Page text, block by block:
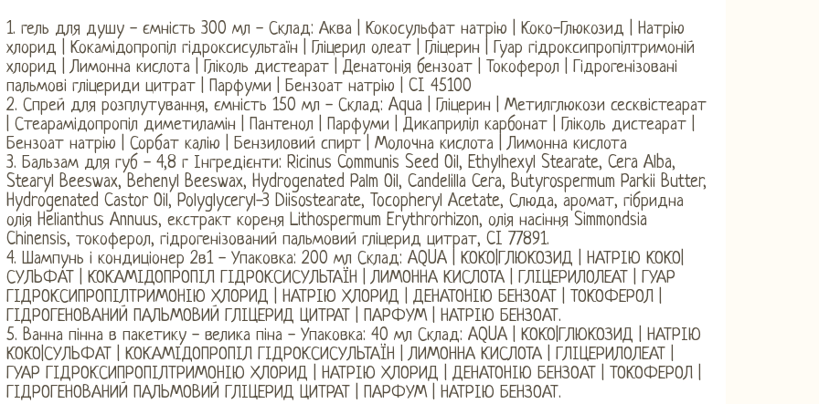
1. гель для душу - ємність 300 мл - Склад: Аква | Кокосульфат натрію | Коко-Глюкозид | Натрію
хлорид | Кокамідопропіл гідроксисультаїн | Гліцерил олеат | Гліцерин | Гуар гідроксипропілтримоній
хлорид | Лимонна кислота | Гліколь дистеарат | Денатонія бензоат | Токоферол | Гідрогенізовані
пальмові гліцериди цитрат | Парфуми | Бензоат натрію | CI 45100
2. Спрей для розплутування, ємність 150 мл - Склад: Aqua | Гліцерин | Метилглюкози сесквістеарат
| Стеарамідопропіл диметиламін | Пантенол | Парфуми | Дикаприліл карбонат | Гліколь дистеарат |
Бензоат натрію | Сорбат калію | Бензиловий спирт | Молочна кислота | Лимонна кислота
3. Бальзам для губ - 4,8 г Інгредієнти: Ricinus Communis Seed Oil, Ethylhexyl Stearate, Cera Alba,
Stearyl Beeswax, Behenyl Beeswax, Hydrogenated Palm Oil, Candelilla Cera, Butyrospermum Parkii Butter,
Hydrogenated Castor Oil, Polyglyceryl-3 Diisostearate, Tocopheryl Acetate, Слюда, аромат, гібридна
олія Helianthus Annuus, екстракт кореня Lithospermum Erythrorhizon, олія насіння Simmondsia
Chinensis, токоферол, гідрогенізований пальмовий гліцерид цитрат, CI 77891.
4. Шампунь і кондиціонер 2в1 - Упаковка: 200 мл Склад: AQUA | КОКО|ГЛЮКОЗИД | НАТРІЮ КОКО|
СУЛЬФАТ | КОКАМІДОПРОПІЛ ГІДРОКСИСУЛЬТАЇН | ЛИМОННА КИСЛОТА | ГЛІЦЕРИЛОЛЕАТ | ГУАР
ГІДРОКСИПРОПІЛТРИМОНІЮ ХЛОРИД | НАТРІЮ ХЛОРИД | ДЕНАТОНІЮ БЕНЗОАТ | ТОКОФЕРОЛ |
ГІДРОГЕНОВАНИЙ ПАЛЬМОВИЙ ГЛІЦЕРИД ЦИТРАТ | ПАРФУМ | НАТРІЮ БЕНЗОАТ.
5. Ванна пінна в пакетику - велика піна - Упаковка: 40 мл Склад: AQUA | КОКО|ГЛЮКОЗИД | НАТРІЮ
КОКО|СУЛЬФАТ | КОКАМІДОПРОПІЛ ГІДРОКСИСУЛЬТАЇН | ЛИМОННА КИСЛОТА | ГЛІЦЕРИЛОЛЕАТ |
ГУАР ГІДРОКСИПРОПІЛТРИМОНІЮ ХЛОРИД | НАТРІЮ ХЛОРИД | ДЕНАТОНІЮ БЕНЗОАТ | ТОКОФЕРОЛ |
ГІДРОГЕНОВАНИЙ ПАЛЬМОВИЙ ГЛІЦЕРИД ЦИТРАТ | ПАРФУМ | НАТРІЮ БЕНЗОАТ.